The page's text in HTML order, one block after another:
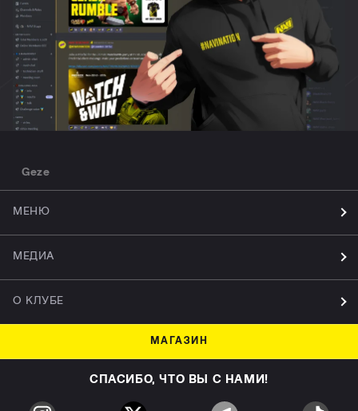
Geze
МЕНЮ
МЕДИА
О КЛУБЕ
МАГАЗИН
СПАСИБО, ЧТО ВЫ С НАМИ!